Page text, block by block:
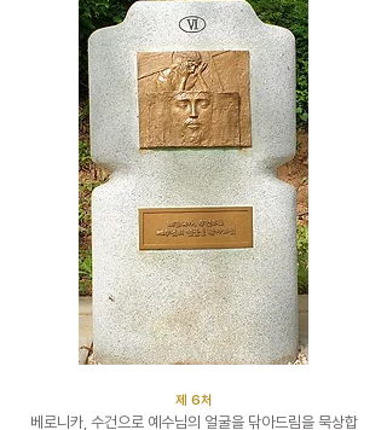
​제 6처
베로니카, 수건으로 예수님의 얼굴을 닦아드림을 묵상합